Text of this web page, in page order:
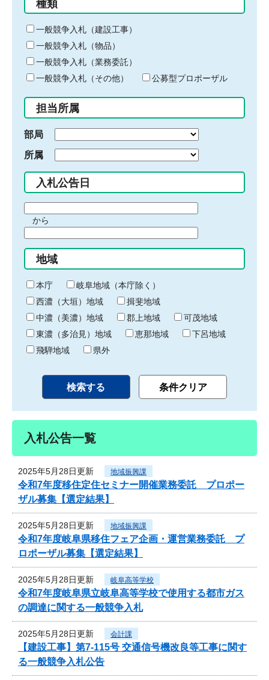
る
キ
ー
ワ
ー
ド
入
力
種類
一般競争入札（建設工事）
一般競争入札（物品）
一般競争入札（業務委託）
一般競争入札（その他）
公募型プロポーザル
担当所属
部局
所属
入札公告日
間
始
り
から
間
終
わ
り
地域
本庁
岐阜地域（本庁除く）
西濃（大垣）地域
揖斐地域
中濃（美濃）地域
郡上地域
可茂地域
東濃（多治見）地域
恵那地域
下呂地域
飛騨地域
県外
入札公告一覧
2025年5月28日更新 地域振興課
令和7年度移住定住セミナー開催業務委託 プロポー
ザル募集【選定結果】
2025年5月28日更新 地域振興課
令和7年度岐阜県移住フェア企画・運営業務委託 プ
ロポーザル募集【選定結果】
2025年5月28日更新 岐阜高等学校
令和7年度岐阜県立岐阜高等学校で使用する都市ガス
の調達に関する一般競争入札
2025年5月28日更新 会計課
【建設工事】第7-115号 交通信号機改良等工事に関す
る一般競争入札公告